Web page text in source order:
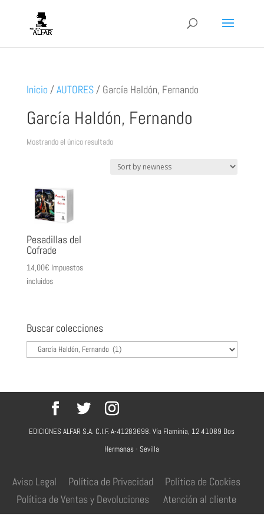
Inicio /AUTORES/ García Haldón, Fernando
García Haldón, Fernando
Mostrando el único resultado
Pesadillas del
Cofrade
14,00€ Impuestos
incluidos
Buscar colecciones
EDICIONES ALFAR S.A. C.I.F. A-41283698. Vía Flaminia, 12 41089 Dos
Hermanas - Sevilla
Aviso Legal Política de Privacidad
Política de Cookies
Política de Ventas y Devoluciones
Atención al cliente